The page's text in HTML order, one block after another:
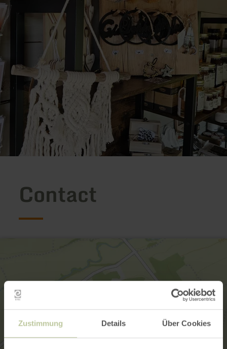
Zustimmung Details Über Cookies
Contact